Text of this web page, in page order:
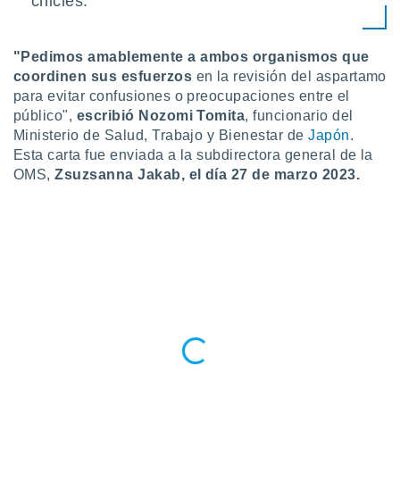
crear un
uso de
la
contenido
medir el
"Pedimos amablemente a ambos organismos que
coordinen sus esfuerzos en la revisión del aspartamo
para evitar confusiones o preocupaciones entre el
público", escribió Nozomi Tomita, funcionario del
Ministerio de Salud, Trabajo y Bienestar deJapón.
Esta carta fue enviada a la subdirectora general de la
OMS,Zsuzsanna Jakab, el día 27 de marzo 2023.